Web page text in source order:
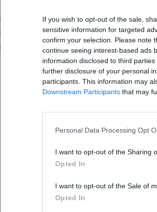
If you wish to opt-out of the sale,
sensitive information for targeted
confirm your selection. Please note
continue seeing interest-based ads
information disclosed to third
further disclosure of your personal
participants. This information may
Downstream Participants that may
Personal Data Processing Opt
I want to opt-out of the Sharing
Opted In
I want to opt-out of the Sale of
Opted In
για να πράξει αργότερα. Aν
«σκληρούς» στο πλάι του.
στα εθνικά θέματα.